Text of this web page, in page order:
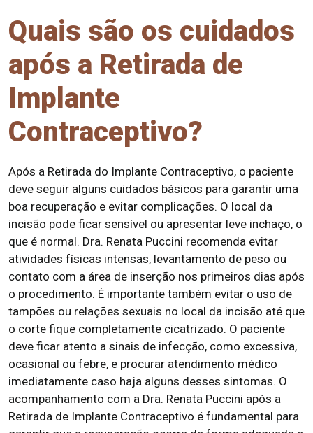
Quais são os cuidados
após a Retirada de
Implante
Contraceptivo?
Após a Retirada do Implante Contraceptivo, o paciente
deve seguir alguns cuidados básicos para garantir uma
boa recuperação e evitar complicações. O local da
incisão pode ficar sensível ou apresentar leve inchaço, o
que é normal. Dra. Renata Puccini recomenda evitar
atividades físicas intensas, levantamento de peso ou
contato com a área de inserção nos primeiros dias após
o procedimento. É importante também evitar o uso de
tampões ou relações sexuais no local da incisão até que
o corte fique completamente cicatrizado. O paciente
deve ficar atento a sinais de infecção, como excessiva,
ocasional ou febre, e procurar atendimento médico
imediatamente caso haja alguns desses sintomas. O
acompanhamento com a Dra. Renata Puccini após a
Retirada de Implante Contraceptivo é fundamental para